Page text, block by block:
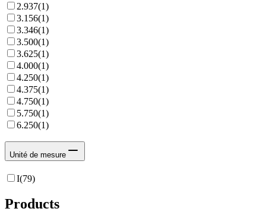
2.937(1)
3.156(1)
3.346(1)
3.500(1)
3.625(1)
4.000(1)
4.250(1)
4.375(1)
4.750(1)
5.750(1)
6.250(1)
Unité de mesure
I(79)
Products